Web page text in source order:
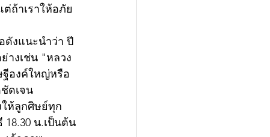
ถ้าเราให้อภัย
ดังแนะนำว่า ปี
างเช่น "หลวง
ฐีองค์ใหญ่หรือ
ดเจน
ห้ลูกศิษย์ทุก
18.30 น.เป็นต้น